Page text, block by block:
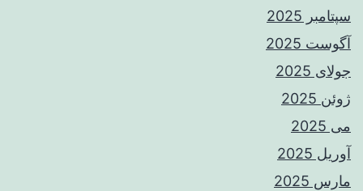
سپتامبر 2025
آگوست 2025
جولای 2025
ژوئن 2025
می 2025
آوریل 2025
مارس 2025